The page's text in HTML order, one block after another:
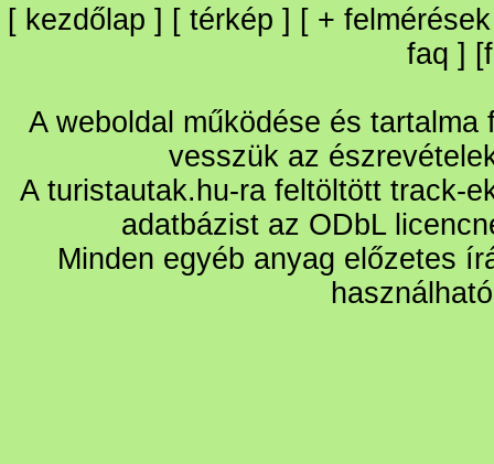
[ kezdőlap ] [ térkép ] [ + felmérések
faq ] [
A weboldal működése és
vesszük az
A turistautak.hu-ra feltöltött track-
adatbázist az ODbL
Minden egyéb anyag előzetes